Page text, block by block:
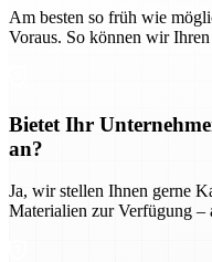
Am besten so früh wie
Voraus. So können wir
Bietet Ihr
an?
Ja, wir stellen Ihnen gerne
Materialien zur Verfügung –